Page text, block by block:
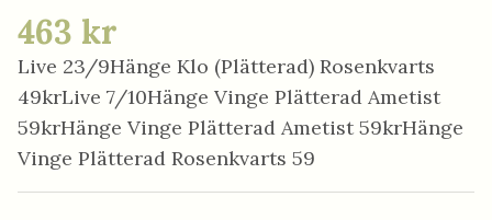
463 kr
Live 23/9Hänge Klo (Plätterad) Rosenkvarts
49krLive 7/10Hänge Vinge Plätterad Ametist
59krHänge Vinge Plätterad Ametist 59krHänge
Vinge Plätterad Rosenkvarts 59